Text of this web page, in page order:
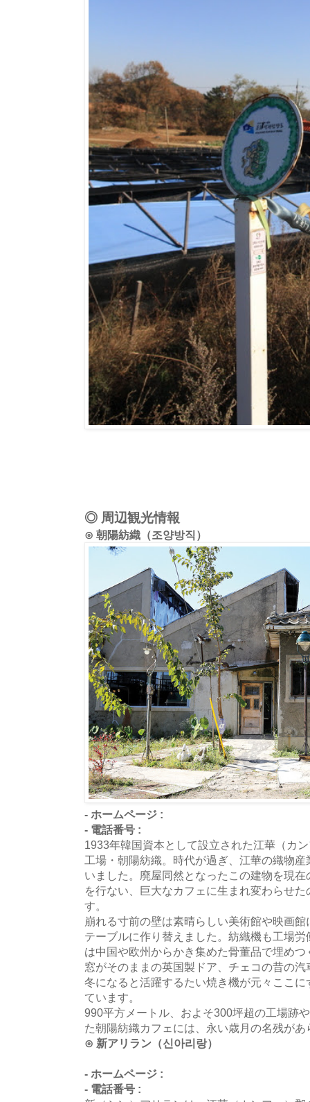
◎ 周辺観光情報
⊙ 朝陽紡織（조양방직）
- ホームページ :
- 電話番号 :
1933年韓国資本として設立された江華（カ
工場・朝陽紡織。時代が過ぎ、江華の織物
いました。廃屋同然となったこの建物を現
を行ない、巨大なカフェに生まれ変わらせ
す。
崩れる寸前の壁は素晴らしい美術館や映画
テーブルに作り替えました。紡織機も工場
は中国や欧州からかき集めた骨董品で埋め
窓がそのままの英国製ドア、チェコの昔の
冬になると活躍するたい焼き機が元々ここ
ています。
990平方メートル、およそ300坪超の工場跡
た朝陽紡織カフェには、永い歳月の名残が
⊙ 新アリラン（신아리랑）
- ホームページ :
- 電話番号 :